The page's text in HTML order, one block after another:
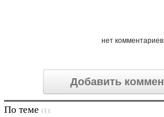
нет комментариев
Добавить
По теме (1):